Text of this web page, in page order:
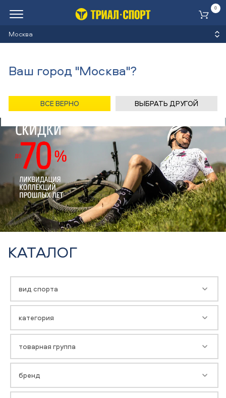
Москва
0
КАТАЛОГ
вид спорта
категория
товарная группа
бренд
Ваш город "Москва"?
ВСЕ ВЕРНО ВЫБРАТЬ ДРУГОЙ